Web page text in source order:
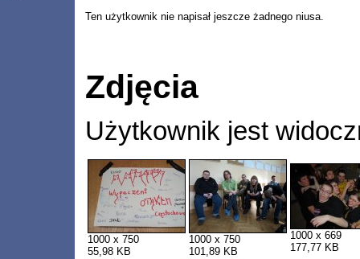
Ten użytkownik nie napisał jeszcze żadnego niusa.
Zdjęcia
Użytkownik jest
1000 x 750
55,98 KB
1000 x 750
101,89 KB
1000 x 669
177,77 KB